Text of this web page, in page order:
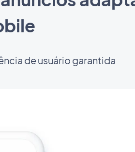
de usuário garantida